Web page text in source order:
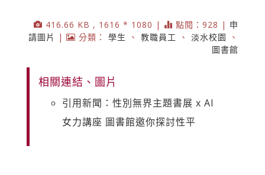
416.66 KB , 1616 * 1080 | 點閱：928 | 申
請圖片
| 分類： 學生 、 教職員工 、 淡水校園
、
圖書館
相關連結、圖片
引用新聞：性別無界主題書展 x AI
女力講座 圖書館邀你探討性平